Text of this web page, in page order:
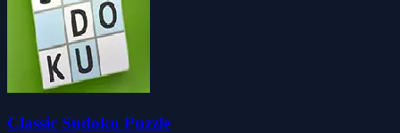
Classic Sudoku Puzzle